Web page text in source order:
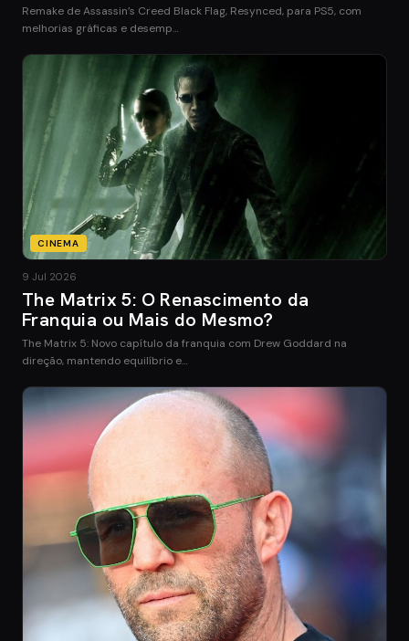
Remake de Assassin’s Creed Black Flag, Resynced, para PS5, com
melhorias gráficas e desemp…
CINEMA
9 Jul 2026
The Matrix 5: O Renascimento da
Franquia ou Mais do Mesmo?
The Matrix 5: Novo capítulo da franquia com Drew Goddard na
direção, mantendo equilíbrio e…